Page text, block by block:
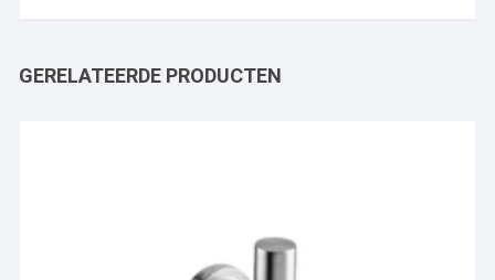
GERELATEERDE PRODUCTEN